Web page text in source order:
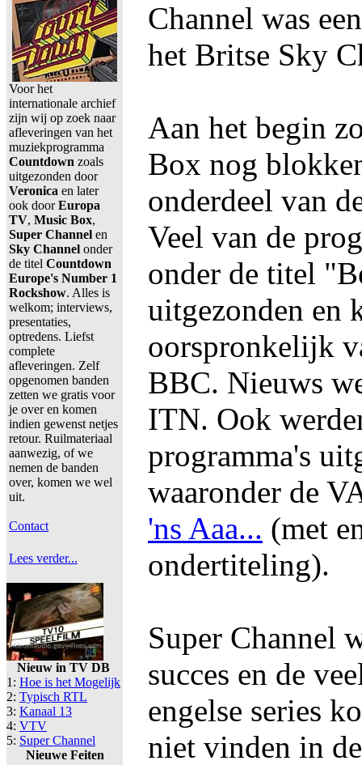
Voor het
internationale archief
zijn wij op zoek naar
afleveringen van het
muziekprogramma
Countdown zoals
uitgezonden door
Veronica en later
ook doorEuropa
TV, Music Box,
Super Channel en
Sky Channel onder
de titel Countdown
Europe's Number 1
Rockshow. Alles is
welkom; interviews,
presentaties,
optredens. Liefst
complete
afleveringen. Zelf
opgenomen banden
zetten we gratis voor
je over en komen
indien gewenst netjes
retour. Ruilmateriaal
aanwezig, of we
nemen de banden
over, komen we wel
uit.
Contact
Lees verder...
Nieuw in TV DB
1: Hoe is het Mogelijk
2: Typisch RTL
3: Kanaal 13
4: VTV
5: Super Channel
Nieuwe Feiten
Channel was
het Britse Sky
Aan het begin
Box nog
onderdeel van
Veel van de
onder de titel
uitgezonden en
oorspronkelijk
BBC. Nieuws
ITN. Ook
programma's
waaronder de
'ns Aaa... (met
ondertiteling).
Super Channel
succes en de
engelse series
niet vinden in